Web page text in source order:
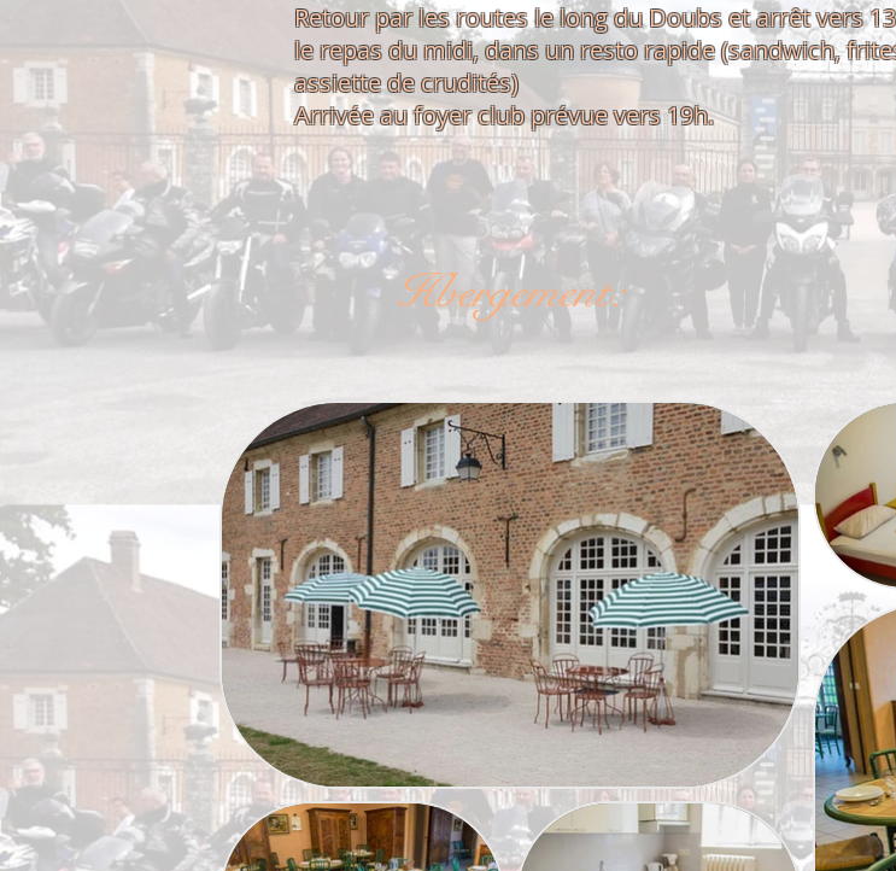
Retour par les routes le long du Doubs et arrêt vers
le repas du midi, dans un resto rapide (sandwich,
assiette de crudités)
Arrivée au foyer club prévue vers 19h.
Hbergement: